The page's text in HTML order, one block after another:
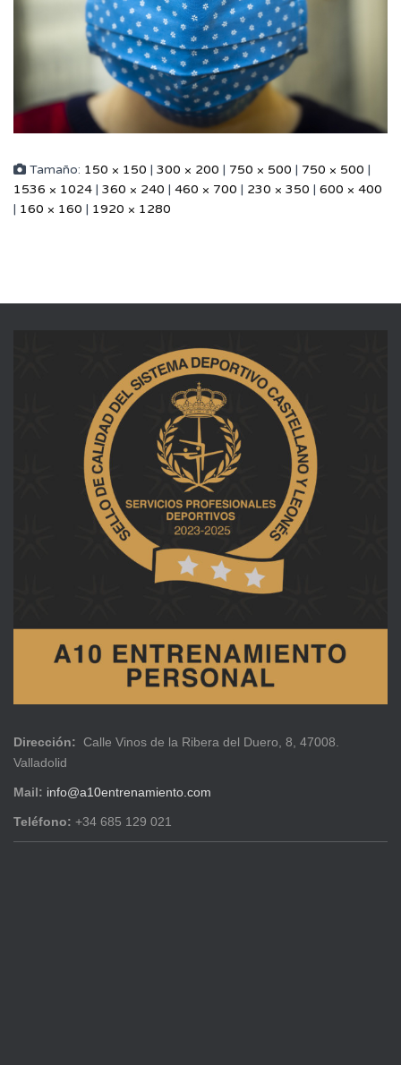
Tamaño: 150 × 150 | 300 × 200 | 750 × 500 | 750 × 500 |
1536 × 1024 | 360 × 240 | 460 × 700 | 230 × 350 | 600 × 400
| 160 × 160 | 1920 × 1280
Dirección: Calle Vinos de la Ribera del Duero, 8, 47008.
Valladolid
Mail: info@a10entrenamiento.com
Teléfono: +34 685 129 021